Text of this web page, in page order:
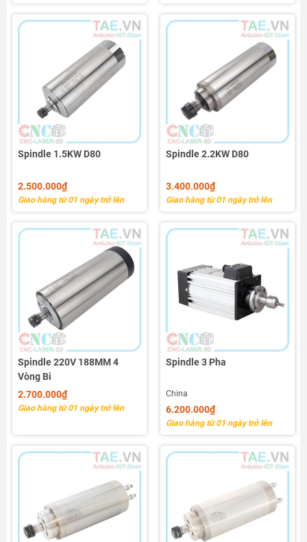
Spindle 1.5KW D80
2.500.000₫
Giao hàng từ 01 ngày trở lên
Spindle 2.2KW D80
3.400.000₫
Giao hàng từ 01 ngày trở lên
Spindle 220V 188MM 4
Vòng Bi
2.700.000₫
Giao hàng từ 01 ngày trở lên
Spindle 3 Pha
China
6.200.000₫
Giao hàng từ 01 ngày trở lên